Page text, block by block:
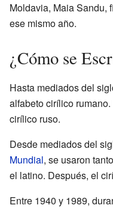
Moldavia, Maia Sandu,
ese mismo año.
¿Cómo se
Hasta mediados del
alfabeto cirílico
cirílico ruso.
Desde mediados del
Mundial, se usaron
el latino. Después, el
Entre 1940 y 1989,